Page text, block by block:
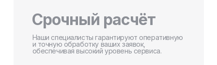
Срочный расчёт
Наши специалисты гарантируют оперативную
и точную обработку ваших заявок,
обеспечивая высокий уровень сервиса.